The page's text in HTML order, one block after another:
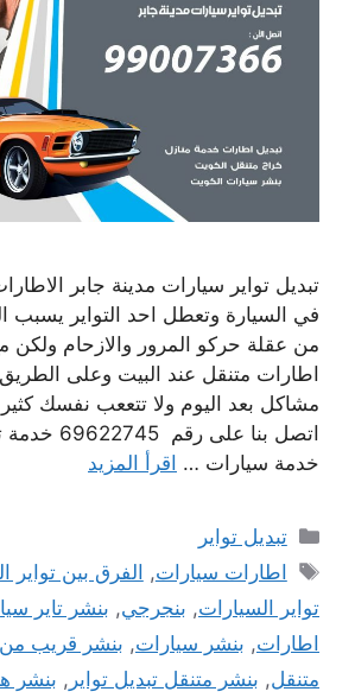
تبديل تواير سيارات مدينة جابر
في السيارة وتعطل احد التواير يسبب
من عقلة حركو المرور والازحام ولكن
اطارات متنقل عند البيت وعلى الطريق
مشاكل بعد اليوم ولا تتععب نفسك
اتصل بنا على
خدمة سيارات … اقرأ المزيد
التصنيفات
تبديل تواير
الوسوم
اطارات سيارات, الفرق بين تواير
تواير السيارات, بنجرجي, بنشر تاير
اطارات, بنشر سيارات, بنشر قريب
متنقل, بنشر متنقل تبديل تواير , بنشر